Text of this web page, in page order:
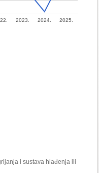
2023. 2024. 2025.
i sustava hlađenja ili